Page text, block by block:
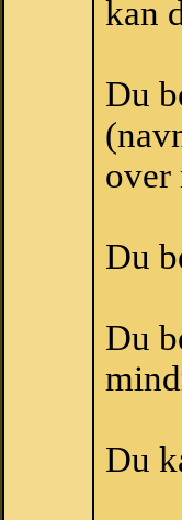
kan
Du
over
Du
Du
Du